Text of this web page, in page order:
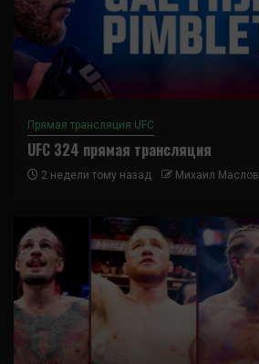
Прямая трансляция UFC
UFC 324 прямая трансляция
2 недели тому назад Михаил Маслов